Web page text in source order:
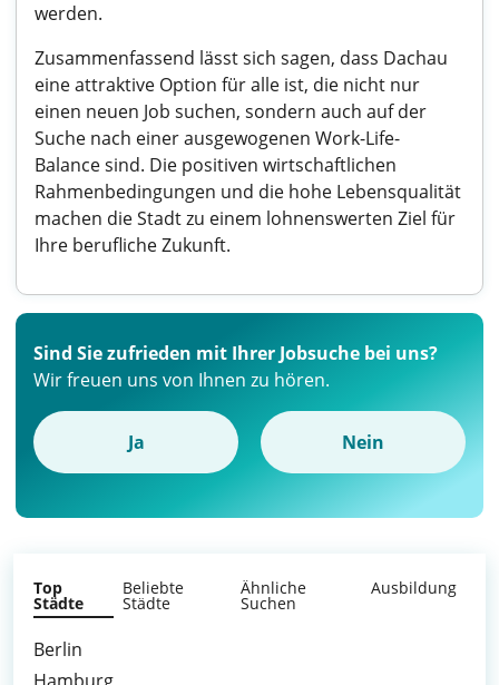
werden.
Zusammenfassend lässt sich sagen, dass Dachau
eine attraktive Option für alle ist, die nicht nur
einen neuen Job suchen, sondern auch auf der
Suche nach einer ausgewogenen Work-Life-
Balance sind. Die positiven wirtschaftlichen
Rahmenbedingungen und die hohe Lebensqualität
machen die Stadt zu einem lohnenswerten Ziel für
Ihre berufliche Zukunft.
Sind Sie zufrieden mit Ihrer Jobsuche bei uns?
Wir freuen uns von Ihnen zu hören.
Ja Nein
Top
Städte
Beliebte
Städte
Ähnliche
Suchen
Ausbildung
Berlin